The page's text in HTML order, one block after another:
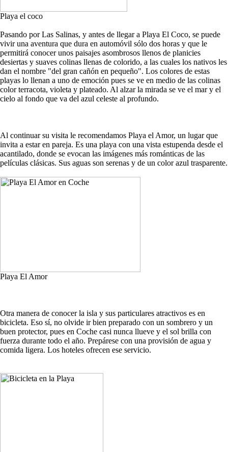
Playa el coco
Pasando por Las Salinas, y antes de llegar a Playa El Coco, se puede
vivir una aventura que dura en automóvil sólo dos horas y que le
permitirá conocer unos paisajes asombrosos llenos de planicies
desiertas y suaves colinas llenas de colorido, a las cuales los nativos les
dan el nombre "del gran cañón en pequeño". Los colores de estas
playas lo llenan a uno de emoción pues se ve en medio de las colinas
color terracota, violeta y plateado. Al alzar la mirada se ve el mar y el
cielo al fondo que va del azul celeste al profundo.
Al continuar su visita le recomendamos Playa el Amor, un lugar que
invita a estar en pareja. Es una playa con una vista estupenda desde el
acantilado, donde se evocan las imágenes más románticas de las
películas clásicas. Sus aguas son serenas y de un color azul trasparente.
Playa El Amor
Otra manera de conocer la isla y sus particulares atractivos es en
bicicleta. Eso sí, no olvide ir bien preparado con un sombrero y un
buen protector, pues en Coche casi nunca llueve y el sol brilla con
fuerza durante todo el año. Prepárese con una provisión de agua y
comida ligera. Los hoteles ofrecen ese servicio.